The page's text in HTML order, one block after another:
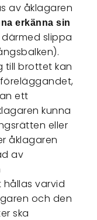
av åklagaren
erkänna sin
slippa
till brottet kan
ett
kunna
eller
åklagaren
av
varvid
och den
ska